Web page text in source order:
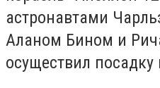
астронавтами
Аланом Бином и
осуществил посадку